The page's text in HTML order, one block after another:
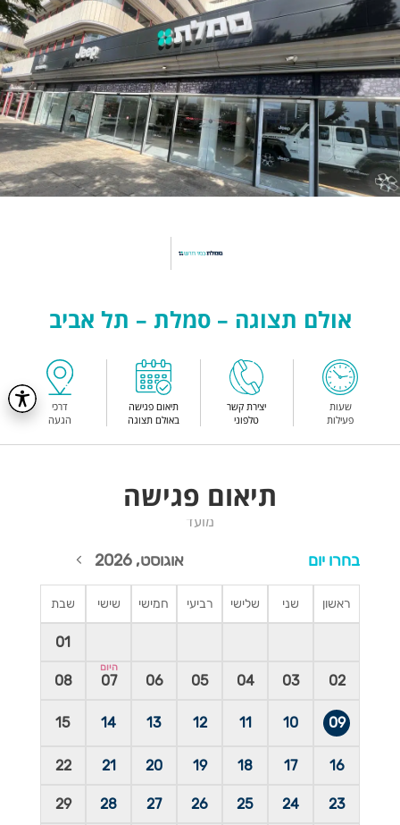
אולם תצוגה – סמלת – תל אביב
שעות
פעילות
יצירת קשר
טלפוני
תיאום פגישה
באולם תצוגה
דרכי
הגעה
תיאום פגישה